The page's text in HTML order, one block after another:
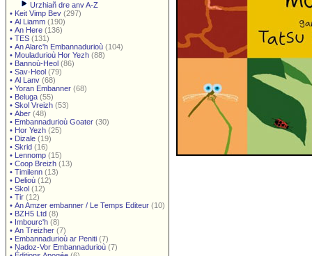
Urzhiañ dre anv A-Z
• Keit Vimp Bev (297)
• Al Liamm (190)
• An Here (136)
• TES (131)
• An Alarc'h Embannadurioù (104)
• Mouladurioù Hor Yezh (88)
• Bannoù-Heol (86)
• Sav-Heol (79)
• Al Lanv (68)
• Yoran Embanner (68)
• Beluga (55)
• Skol Vreizh (53)
• Aber (48)
• Embannadurioù Goater (30)
• Hor Yezh (25)
• Dizale (19)
• Skrid (16)
• Lennomp (15)
• Coop Breizh (13)
• Timilenn (13)
• Delioù (12)
• Skol (12)
• Tir (12)
• An Amzer embanner / Le Temps Editeur (10)
• BZH5 Ltd (8)
• Imbourc'h (8)
• An Treizher (7)
• Embannadurioù ar Peniti (7)
• Nadoz-Vor Embannadurioù (7)